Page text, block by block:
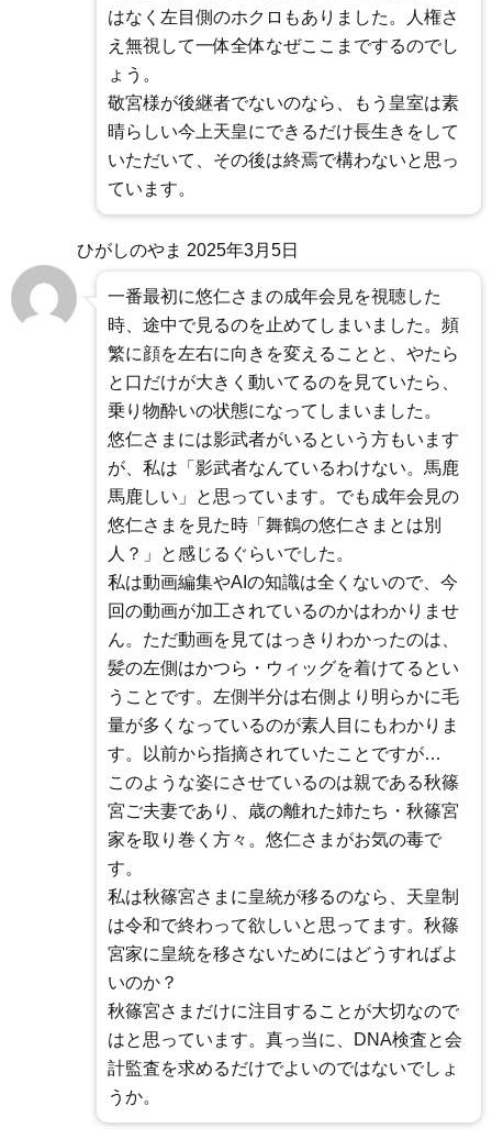
はなく左目側のホクロもありました。人権さ
え無視して一体全体なぜここまでするのでし
ょう。
敬宮様が後継者でないのなら、もう皇室は素
晴らしい今上天皇にできるだけ長生きをして
いただいて、その後は終焉で構わないと思っ
ています。
ひがしのやま 2025年3月5日
一番最初に悠仁さまの成年会見を視聴した
時、途中で見るのを止めてしまいました。頻
繁に顔を左右に向きを変えることと、やたら
と口だけが大きく動いてるのを見ていたら、
乗り物酔いの状態になってしまいました。
悠仁さまには影武者がいるという方もいます
が、私は「影武者なんているわけない。馬鹿
馬鹿しい」と思っています。でも成年会見の
悠仁さまを見た時「舞鶴の悠仁さまとは別
人？」と感じるぐらいでした。
私は動画編集やAIの知識は全くないので、今
回の動画が加工されているのかはわかりませ
ん。ただ動画を見てはっきりわかったのは、
髪の左側はかつら・ウィッグを着けてるとい
うことです。左側半分は右側より明らかに毛
量が多くなっているのが素人目にもわかりま
す。以前から指摘されていたことですが…
このような姿にさせているのは親である秋篠
宮ご夫妻であり、歳の離れた姉たち・秋篠宮
家を取り巻く方々。悠仁さまがお気の毒で
す。
私は秋篠宮さまに皇統が移るのなら、天皇制
は令和で終わって欲しいと思ってます。秋篠
宮家に皇統を移さないためにはどうすればよ
いのか？
秋篠宮さまだけに注目することが大切なので
はと思っています。真っ当に、DNA検査と会
計監査を求めるだけでよいのではないでしょ
うか。